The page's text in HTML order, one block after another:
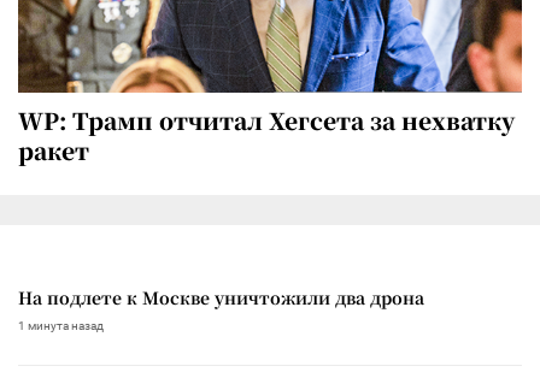
WP: Трамп отчитал Хегсета за нехватку
ракет
На подлете к Москве уничтожили два дрона
1 минута назад